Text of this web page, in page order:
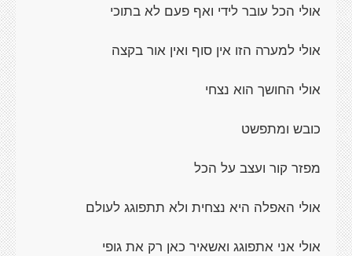
אולי הכל עובר לידי ואף פעם לא בתוכי
אולי למערה הזו אין סוף ואין אור בקצה
אולי החושך הוא נצחי
כובש ומתפשט
מפזר קור ועצב על הכל
אולי האפלה היא נצחית ולא תתפוגג לעולם
אולי אני אתפוגג ואשאיר כאן רק את גופי